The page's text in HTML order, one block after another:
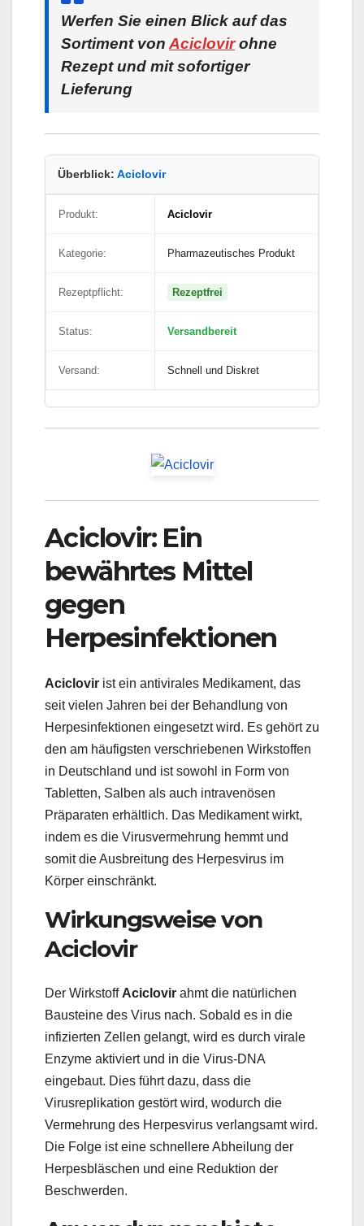
Werfen Sie einen Blick auf das
Sortiment von Aciclovirohne
Rezept und mit sofortiger
Lieferung
Überblick: Aciclovir
Produkt: Aciclovir
Kategorie: Pharmazeutisches Produkt
Rezeptpflicht: Rezeptfrei
Status: Versandbereit
Versand: Schnell und Diskret
Aciclovir: Ein
bewährtes Mittel
gegen
Herpesinfektionen
Aciclovir ist ein antivirales Medikament, das
seit vielen Jahren bei der Behandlung von
Herpesinfektionen eingesetzt wird. Es gehört zu
den am häufigsten verschriebenen Wirkstoffen
in Deutschland und ist sowohl in Form von
Tabletten, Salben als auch intravenösen
Präparaten erhältlich. Das Medikament wirkt,
indem es die Virusvermehrung hemmt und
somit die Ausbreitung des Herpesvirus im
Körper einschränkt.
Wirkungsweise von
Aciclovir
Der Wirkstoff Aciclovir ahmt die natürlichen
Bausteine des Virus nach. Sobald es in die
infizierten Zellen gelangt, wird es durch virale
Enzyme aktiviert und in die Virus-DNA
eingebaut. Dies führt dazu, dass die
Virusreplikation gestört wird, wodurch die
Vermehrung des Herpesvirus verlangsamt wird.
Die Folge ist eine schnellere Abheilung der
Herpesbläschen und eine Reduktion der
Beschwerden.